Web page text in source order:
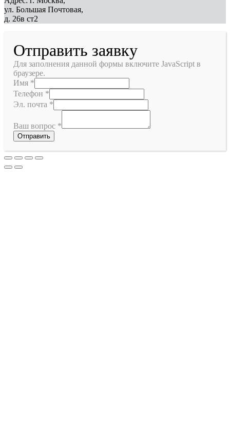
ул. Большая Почтовая,
д. 26в ст2
Отправить заявку
Для заполнения данной формы включите JavaScript в
браузере.
Имя *
Телефон *
Эл. почта *
Ваш вопрос *
Отправить